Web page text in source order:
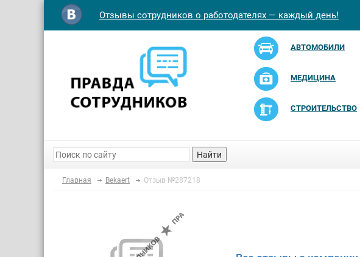
Отзывы сотрудников о работодателях — каждый день!
АВТОМОБИЛИ
МЕДИЦИНА
СТРОИТЕЛЬСТВО
Найти
Главная Bekaert Отзыв №287218